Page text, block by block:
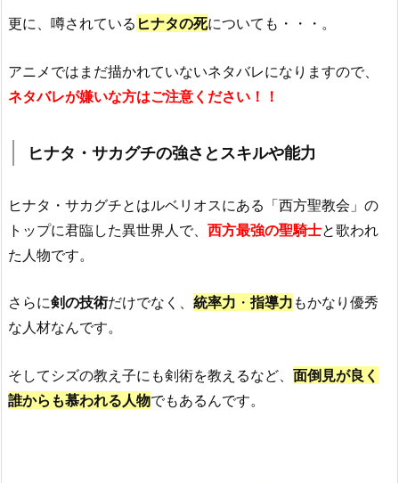
更に、 噂されている ヒナタの死についても・・・ 。
アニメではまだ描かれていないネタバレになりますので、
ネタバレが嫌いな方はご注意ください！！
ヒナタ・サカグチの強さとスキルや能力
ヒナタ・サカグチとはルベリオスにある「西方聖教会」 の
トップに君臨した異世界人で、 西方最強の聖騎士と歌われ
た人物です。
さらに剣の技術だけでなく、 統率力 ・ 指導力 もかなり優秀
な人材なんです。
そしてシズの教え子にも剣術を教えるなど、 面倒見が良く
誰からも慕われる人物でもあるんです。